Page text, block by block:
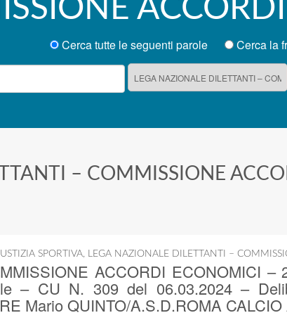
Cerca tutte le seguenti parole
Cerca la
– COMMISSIONE
SPORTIVA, LEGA NAZIONALE DILETTANTI –
ACCORDI ECONOMICI –
– CU N. 309 del 06.03.2024 –
Mario QUINTO/A.S.D.ROMA CALCIO